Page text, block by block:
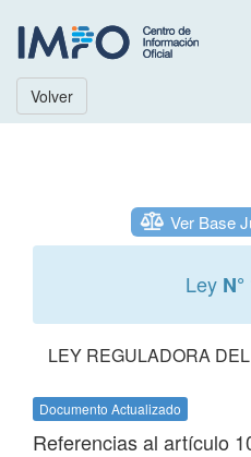
Volver
Ver Base
Ley
LEY REGULADORA
Documento Actualizado
Referencias al artículo